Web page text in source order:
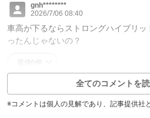
gnh********
2026/7/06 08:40
車高が下るならストロングハイブリ
ったんじゃないの？
全てのコメントを読
※コメントは個人の見解であり、記事提供社